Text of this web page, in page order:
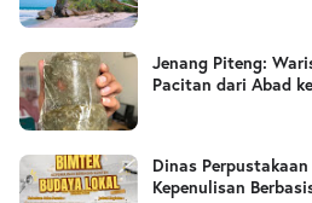
Jenang Piteng:
Pacitan dari Abad
Dinas
Kepenulisan